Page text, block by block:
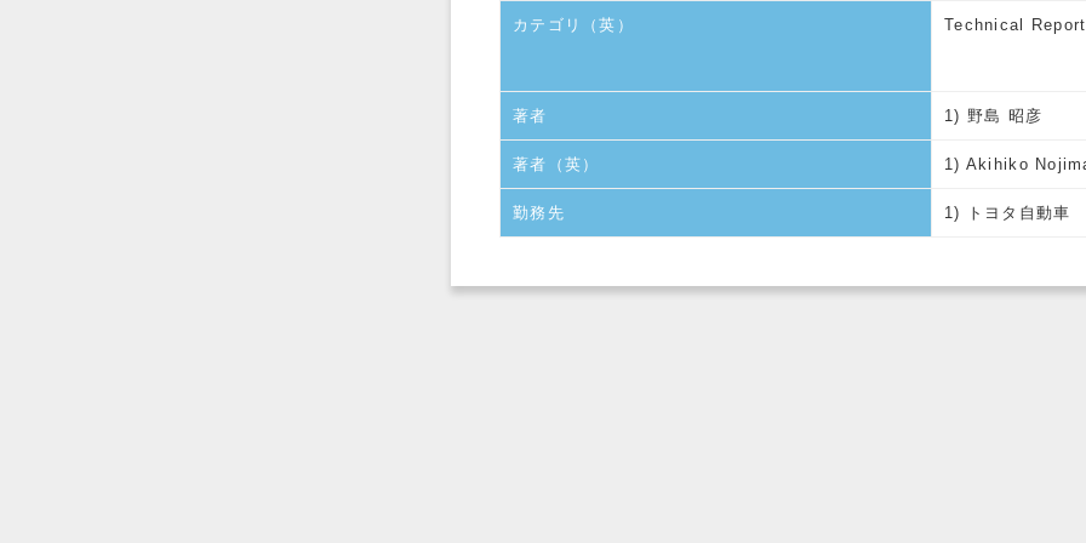
カテゴリ（英） Technical Report
著者 1) 野島 昭彦
著者（英） 1) Akihiko
勤務先 1) トヨタ自動車